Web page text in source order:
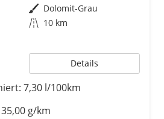
Außenfarbe Dolomit-Grau
Kilometerstand 10 km
Details
7,30 l/100km
g/km